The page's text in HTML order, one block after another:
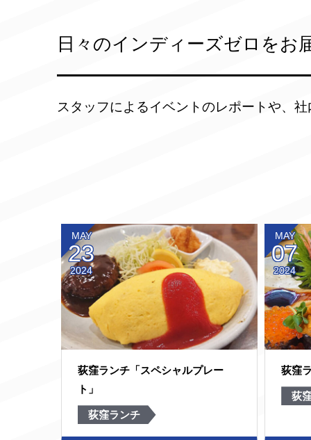
日々のインディーズゼロをお
スタッフによるイベントのレポートや、
MAY
23
2024
荻窪ランチ「スペシャルプレー
ト」
荻窪ランチ
MAY
07
2024
荻窪
荻